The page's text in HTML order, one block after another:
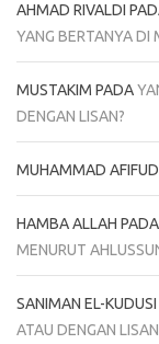
AHMAD RIVALDI
YANG BERTANYA DI
MUSTAKIM PADA
DENGAN LISAN?
MUHAMMAD
HAMBA ALLAH PADA
MENURUT
SANIMAN EL-KUDUSI
ATAU DENGAN